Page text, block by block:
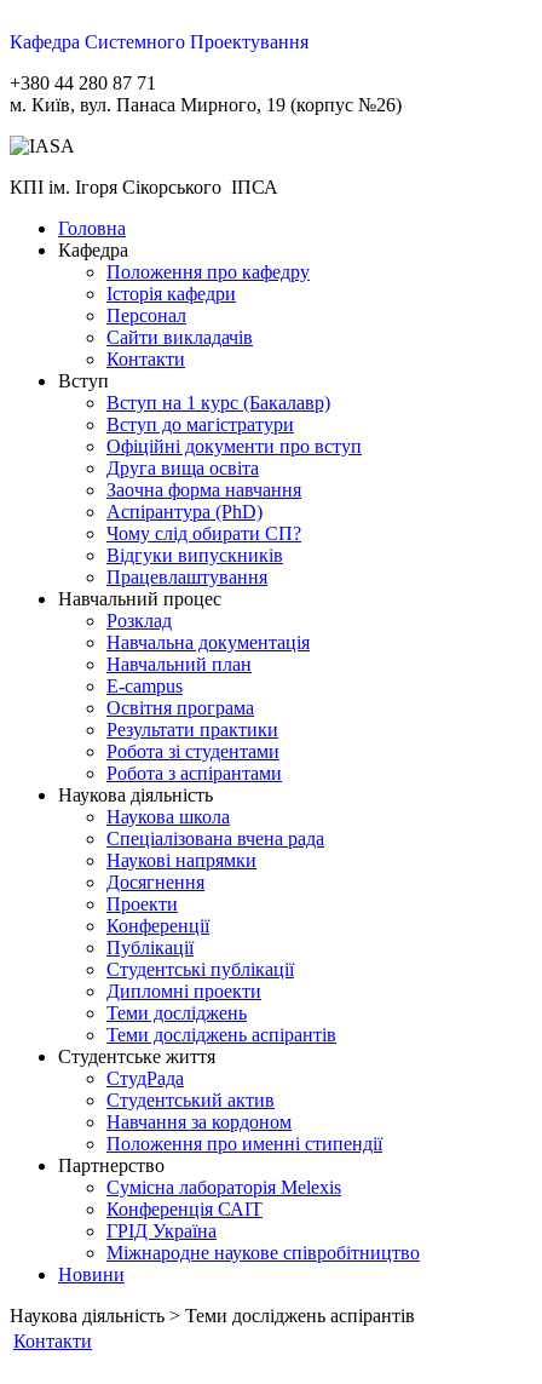
Кафедра Системного Проектування
+380 44 280 87 71
м. Київ, вул. Панаса Мирного, 19 (корпус №26)
КПІ ім. Ігоря Сікорського ІПСА
Головна
Кафедра
Положення про кафедру
Історія кафедри
Персонал
Сайти викладачів
Контакти
Вступ
Вступ на 1 курс (Бакалавр)
Вступ до магістратури
Офіційні документи про вступ
Друга вища освіта
Заочна форма навчання
Aспірантура (PhD)
Чому слід обирати СП?
Відгуки випускників
Працевлаштування
Навчальний процес
Розклад
Навчальна документація
Навчальний план
E-campus
Освітня програма
Результати практики
Робота зі студентами
Робота з аспірантами
Наукова діяльність
Наукова школа
Спеціалізована вчена рада
Наукові напрямки
Досягнення
Проекти
Конференції
Публікації
Студентські публікації
Дипломні проекти
Теми досліджень
Теми досліджень аспірантів
Студентське життя
СтудРада
Студентський актив
Навчання за кордоном
Положення про именні стипендії
Партнерство
Сумісна лабораторія Melexis
Конференція САІТ
ГРІД Україна
Міжнародне наукове співробітництво
Новини
Наукова діяльність > Теми досліджень аспірантів
Контакти